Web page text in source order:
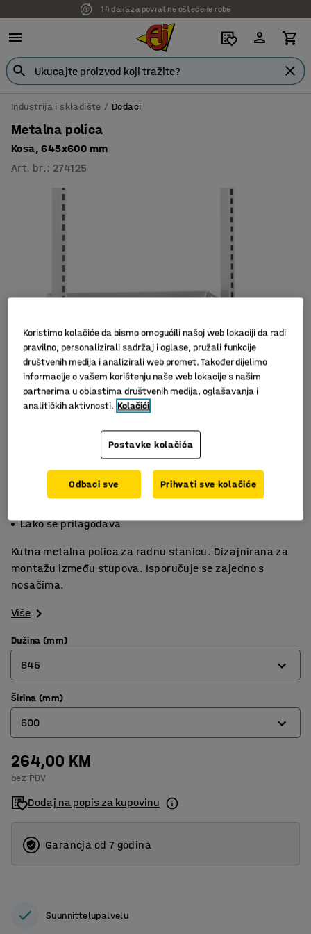
14 dana za povrat ne oštećene robe
Industrija i skladište Dodaci
Metalna polica
Kosa, 645x600 mm
Art. br. : 274125
Za praktičnu pohranu
Lako se prilagođava
Kutna metalna polica za radnu stanicu. Dizajnirana za
montažu između stupova. Isporučuje se zajedno s
nosačima.
Više
Dužina (mm)
645
645
875
Širina (mm)
600
210
300
600
264,00 KM
bez PDV
Dodaj na popis za kupovinu
Garancja od 7 godina
Suunnittelupalvelu
Koristimo kolačiće da bismo omogućili našoj web lokaciji da radi
pravilno, personalizirali sadržaj i oglase, pružali funkcije
društvenih medija i analizirali web promet. Također dijelimo
informacije o vašem korištenju naše web lokacije s našim
partnerima u oblastima društvenih medija, oglašavanja i
analitičkih aktivnosti. Kolačići
Postavke kolačića
Odbaci sve Prihvati sve kolačiće